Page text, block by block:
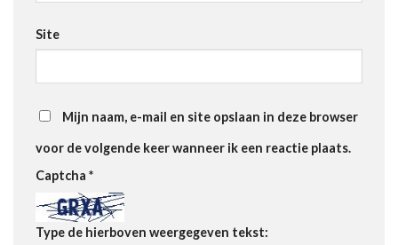
Site
Mijn naam, e-mail en site opslaan in deze browser
voor de volgende keer wanneer ik een reactie plaats.
Captcha *
Type de hierboven weergegeven tekst: